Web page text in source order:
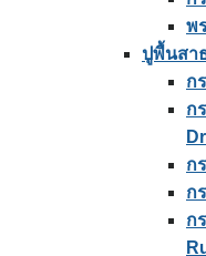
พ
ปูพื้นสา
ก
ก
ก
ก
ก